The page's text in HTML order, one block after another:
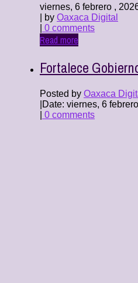
viernes, 6 febrero ,
| by Oaxaca Digital
0 comments
Read more
Fortalece
Posted by Oaxaca
Date: viernes, 6
0 comments